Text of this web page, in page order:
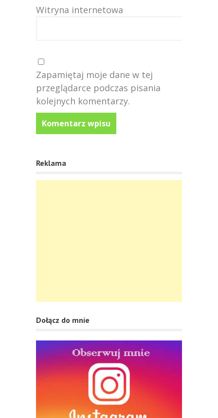
Witryna internetowa
Zapamiętaj moje dane w tej
przeglądarce podczas pisania
kolejnych komentarzy.
Reklama
Dołącz do mnie